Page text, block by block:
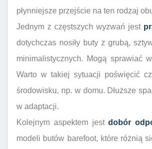
płynniejsze przejście na ten rodzaj
Jednym z częstszych wyzwań jest
dotychczas nosiły buty z grubą,
minimalistycznych. Mogą sprawiać
Warto w takiej sytuacji poświęcić
środowisku, np. w domu. Dłuższe
w adaptacji.
Kolejnym aspektem jestdobór
modeli butów barefoot, które różnią